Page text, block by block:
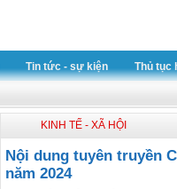
Tin tức - sự kiện Thủ tục
KINH TẾ - XÃ HỘI
Nội dung tuyên truyền
năm 2024